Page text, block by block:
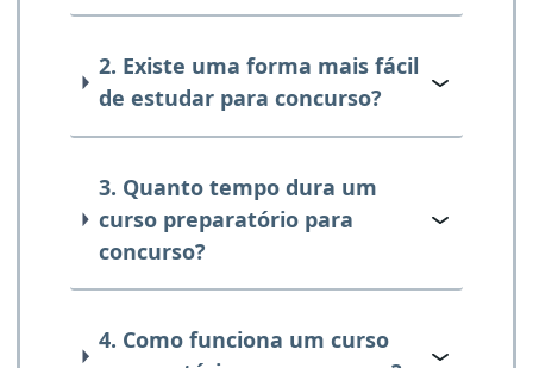
2. Existe uma forma mais fácil
de estudar para concurso?
3. Quanto tempo dura um
curso preparatório para
concurso?
4. Como funciona um curso